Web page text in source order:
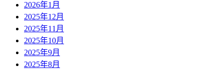
2026年1月
2025年12月
2025年11月
2025年10月
2025年9月
2025年8月